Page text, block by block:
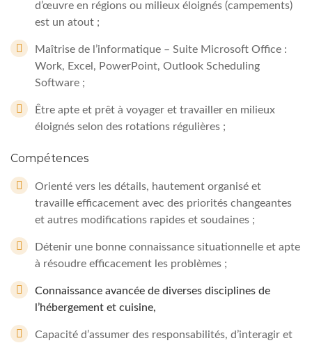
d’œuvre en régions ou milieux éloignés (campements)
est un atout ;
Maîtrise de l’informatique – Suite Microsoft Office :
Work, Excel, PowerPoint, Outlook Scheduling
Software ;
Être apte et prêt à voyager et travailler en milieux
éloignés selon des rotations régulières ;
Compétences
Orienté vers les détails, hautement organisé et
travaille efficacement avec des priorités changeantes
et autres modifications rapides et soudaines ;
Détenir une bonne connaissance situationnelle et apte
à résoudre efficacement les problèmes ;
Connaissance avancée de diverses disciplines de
l’hébergement et cuisine,
Capacité d’assumer des responsabilités, d’interagir et